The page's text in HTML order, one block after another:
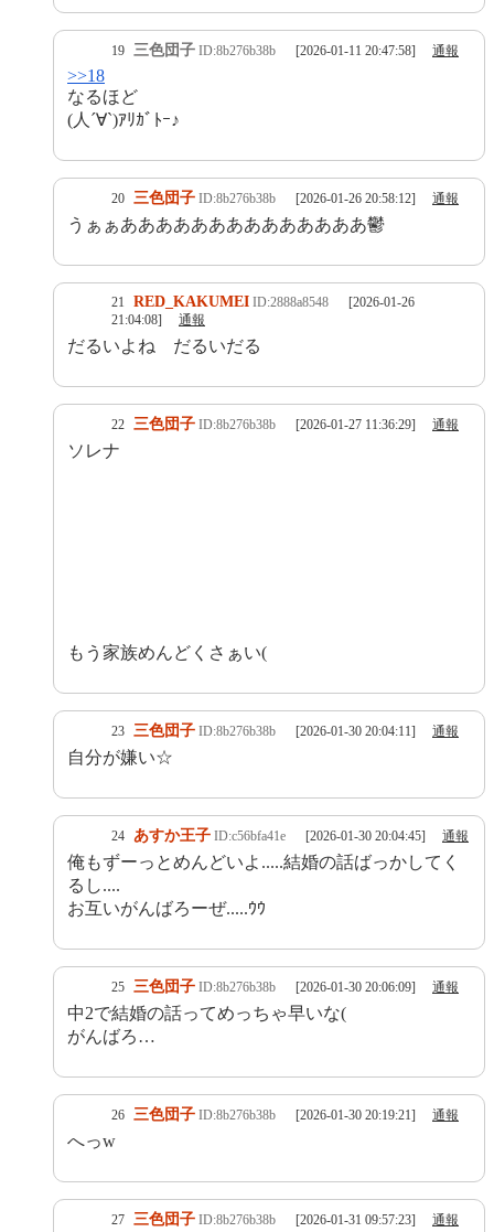
19 三色団子 ID:8b276b38b [2026-01-11 20:47:58] 通報
>>18
なるほど
(人´∀`)ｱﾘｶﾞﾄｰ♪
20 三色団子 ID:8b276b38b [2026-01-26 20:58:12] 通報
うぁぁああああああああああああああ鬱
21 RED_KAKUMEI ID:2888a8548
[2026-01-26
21:04:08]
通報
だるいよね だるいだる
22 三色団子 ID:8b276b38b [2026-01-27 11:36:29] 通報
ソレナ
もう家族めんどくさぁい(
23 三色団子 ID:8b276b38b [2026-01-30 20:04:11] 通報
自分が嫌い☆
24 あすか王子 ID:c56bfa41e [2026-01-30 20:04:45] 通報
俺もずーっとめんどいよ.....結婚の話ばっかしてく
るし....
お互いがんばろーぜ.....ｳｳ
25 三色団子 ID:8b276b38b [2026-01-30 20:06:09] 通報
中2で結婚の話ってめっちゃ早いな(
がんばろ…
26 三色団子 ID:8b276b38b [2026-01-30 20:19:21] 通報
へっw
27 三色団子 ID:8b276b38b [2026-01-31 09:57:23] 通報